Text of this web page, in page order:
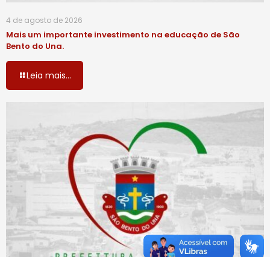
4 de agosto de 2026
Mais um importante investimento na educação de São
Bento do Una.
Leia mais...